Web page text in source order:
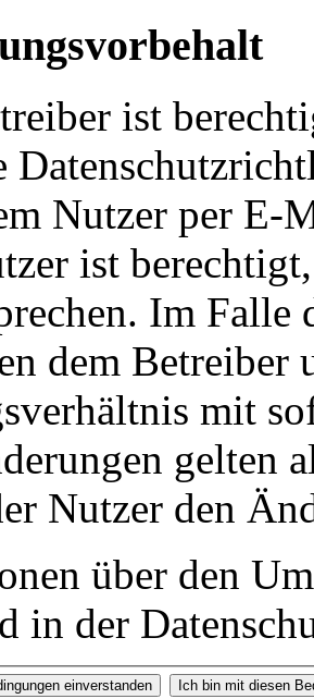
ist
Nutzer per E-
ist
Im Falle
dem Betreiber
mit
gelten
Nutzer den
über den
in der